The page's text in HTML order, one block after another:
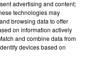
INTERPELLÉ,
advertising and content;
technologies may
browsing data to offer
on information actively
and combine data from
devices based on